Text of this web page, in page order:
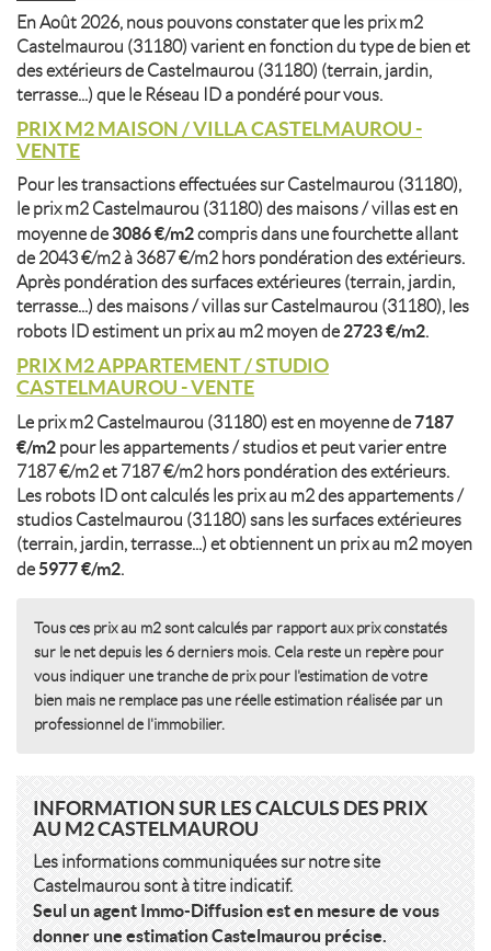
En Août 2026, nous pouvons constater que les prix m2
Castelmaurou (31180) varient en fonction du type de bien et
des extérieurs de Castelmaurou (31180) (terrain, jardin,
terrasse...) que le Réseau ID a pondéré pour vous.
PRIX M2 MAISON / VILLA CASTELMAUROU -
VENTE
Pour les transactions effectuées sur Castelmaurou (31180),
le prix m2 Castelmaurou (31180) des maisons / villas est en
moyenne de 3086 €/m2compris dans une fourchette allant
de 2043 €/m2 à 3687 €/m2 hors pondération des extérieurs.
Après pondération des surfaces extérieures (terrain, jardin,
terrasse...) des maisons / villas sur Castelmaurou (31180), les
robots ID estiment un prix au m2 moyen de 2723 €/m2.
PRIX M2 APPARTEMENT / STUDIO
CASTELMAUROU - VENTE
Le prix m2 Castelmaurou (31180) est en moyenne de7187
€/m2 pour les appartements / studios et peut varier entre
7187 €/m2 et 7187 €/m2 hors pondération des extérieurs.
Les robots ID ont calculés les prix au m2 des appartements /
studios Castelmaurou (31180) sans les surfaces extérieures
(terrain, jardin, terrasse...) et obtiennent un prix au m2 moyen
de5977 €/m2.
Tous ces prix au m2 sont calculés par rapport aux prix constatés
sur le net depuis les 6 derniers mois. Cela reste un repère pour
vous indiquer une tranche de prix pour l'estimation de votre
bien mais ne remplace pas une réelle estimation réalisée par un
professionnel de l'immobilier.
INFORMATION SUR LES CALCULS DES PRIX
AU M2 CASTELMAUROU
Les informations communiquées sur notre site
Castelmaurou sont à titre indicatif.
Seul un agent Immo-Diffusion est en mesure de vous
donner une estimation Castelmaurou précise.